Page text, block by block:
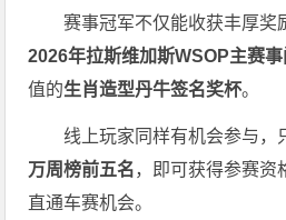
赛事冠军不仅能收获丰厚奖
2026年拉斯维加斯WSOP主赛
值的生肖造型丹牛签名奖杯。
线上玩家同样有机会参与，
万周榜前五名，即可获得参赛资
直通车赛机会。